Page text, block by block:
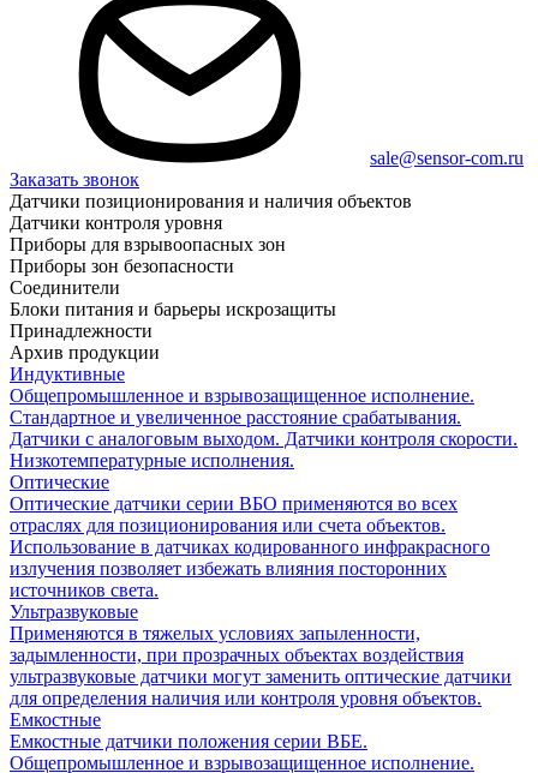
sale@sensor-com.ru
Заказать звонок
Датчики позиционирования и наличия объектов
Датчики контроля уровня
Приборы для взрывоопасных зон
Приборы зон безопасности
Соединители
Блоки питания и барьеры искрозащиты
Принадлежности
Архив продукции
Индуктивные
Общепромышленное и взрывозащищенное исполнение.
Стандартное и увеличенное расстояние срабатывания.
Датчики с аналоговым выходом. Датчики контроля скорости.
Низкотемпературные исполнения.
Оптические
Оптические датчики серии ВБО применяются во всех
отраслях для позиционирования или счета объектов.
Использование в датчиках кодированного инфракрасного
излучения позволяет избежать влияния посторонних
источников света.
Ультразвуковые
Применяются в тяжелых условиях запыленности,
задымленности, при прозрачных объектах воздействия
ультразвуковые датчики могут заменить оптические датчики
для определения наличия или контроля уровня объектов.
Емкостные
Емкостные датчики положения серии ВБЕ.
Общепромышленное и взрывозащищенное исполнение.